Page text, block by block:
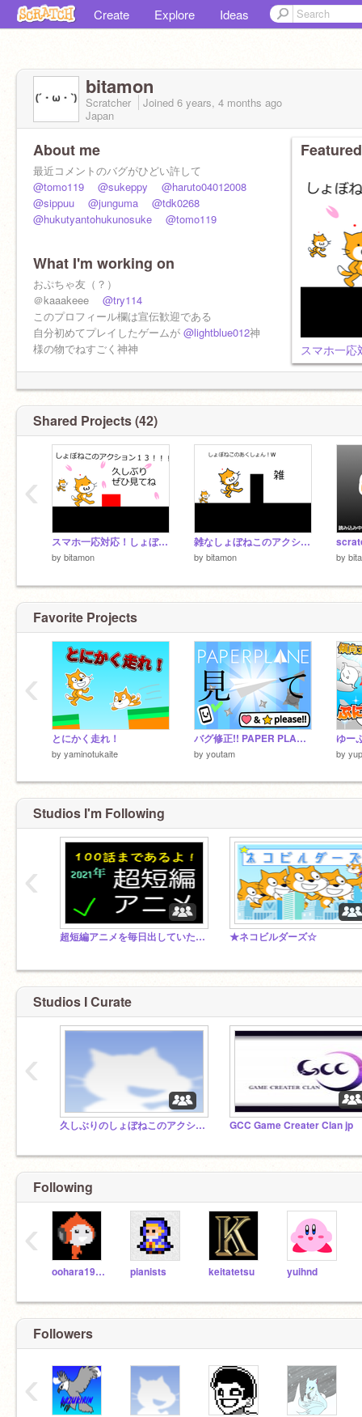
Create Explore Ideas
bitamon
Scratcher Joined 6 years, 4 months ago
Japan
About me
最近コメントのバグがひどい許して
@tomo119
@sukeppy
@haruto04012008
@sippuu
@junguma
@tdk0268
@hukutyantohukunosuke
@tomo119
What I'm working on
おぷちゃ友（？）
＠kaaakeee @try114
このプロフィール欄は宣伝歓迎である
自分初めてプレイしたゲームが @lightblue012神
様の物でねすごく神神
Shared Projects (42)
スマホ一応対応！しょぼねこのあくしょん13！
by bitamon
雑なしょぼねこのアクション
by bitamon by
‹
Favorite Projects
とにかく走れ！
by yaminotukaite
バグ修正!! PAPER PLANE #trending #all #game #games
by youtam by
‹
Studios I'm Following
超短編アニメを毎日出していた事もあった。 ★ネコビルダーズ☆
‹
Studios I Curate
久しぶりのしょぼねこのアクション！ GCC Game Creater Clan jp
‹
Following
oohara1910 pianists keitatetsu yuihnd
‹
Followers
‹